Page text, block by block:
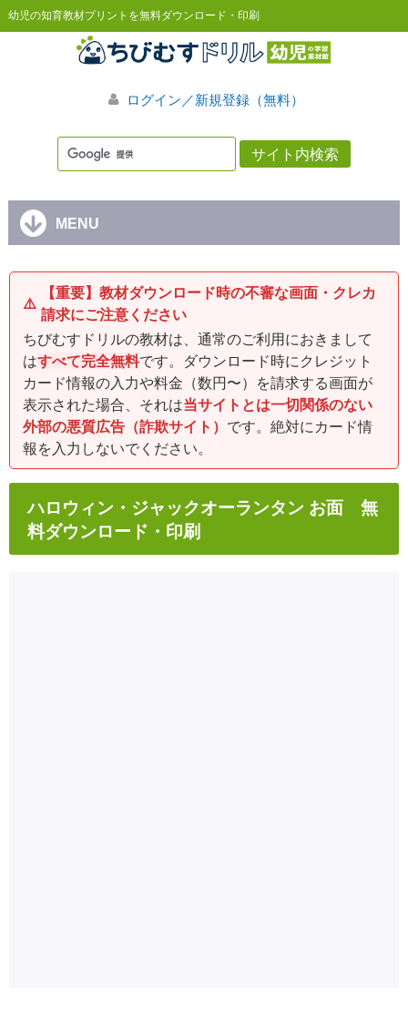
幼児の知育教材プリントを無料ダウンロード・印刷
ログイン／新規登録（無料）
MENU
⚠️
【重要】教材ダウンロード時の不審な画面・クレカ
請求にご注意ください
ちびむすドリルの教材は、通常のご利用におきまして
はすべて完全無料です。ダウンロード時にクレジット
カード情報の入力や料金（数円〜）を請求する画面が
表示された場合、それは当サイトとは一切関係のない
外部の悪質広告（詐欺サイト） です。絶対にカード情
報を入力しないでください。
ハロウィン・ジャックオーランタン お面 無
料ダウンロード・印刷